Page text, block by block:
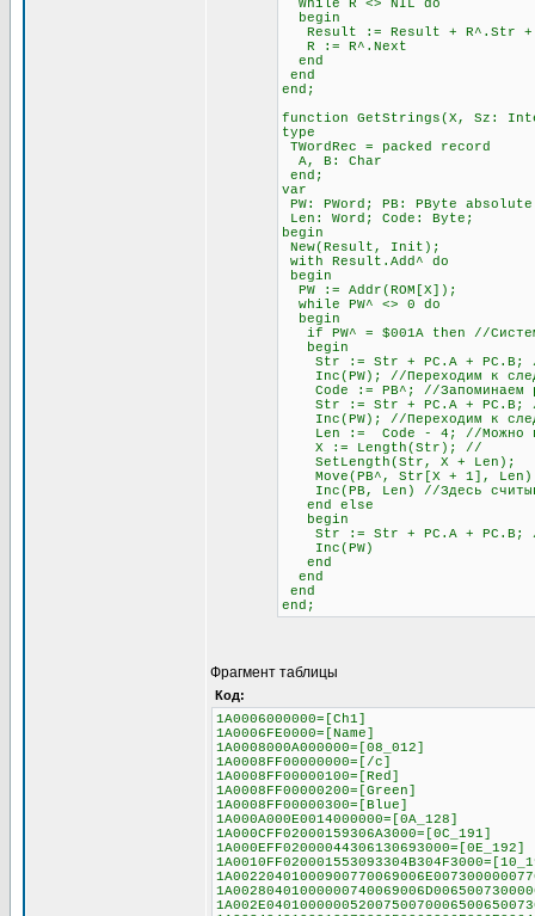
While R <> NIL do
begin
Result := Result + R^.Str +
R := R^.Next
end
end
end;
function GetStrings(X, Sz:
type
TWordRec = packed record
A, B: Char
end;
var
PW: PWord; PB: PByte
Len: Word; Code: Byte;
begin
New(Result, Init);
with Result.Add^ do
begin
PW := Addr(ROM[X]);
while PW^ <> 0 do
begin
if PW^ = $001A then //
begin
Str := Str + PC.A + PC.B; //
Inc(PW); //Переходим к
Code := PB^; //Запоминаем
Str := Str + PC.A + PC.B; //
Inc(PW); //Переходим к
Len := Code - 4; //Можно
X := Length(Str); //
SetLength(Str, X +
Move(PB^, Str[X + 1],
Inc(PB, Len) //Здесь
end else
begin
Str := Str + PC.A + PC.B; //
Inc(PW)
end
end
end
end;
Фрагмент таблицы
Код:
1A0006000000=[Ch1]
1A0006FE0000=[Name]
1A0008000A000000=[08_012]
1A0008FF00000000=[/c]
1A0008FF00000100=[Red]
1A0008FF00000200=[Green]
1A0008FF00000300=[Blue]
1A000A000E0014000000=[0A_128]
1A000CFF02000159306A3000=[0C_191]
1A000EFF02000044306130693000=[0E_192]